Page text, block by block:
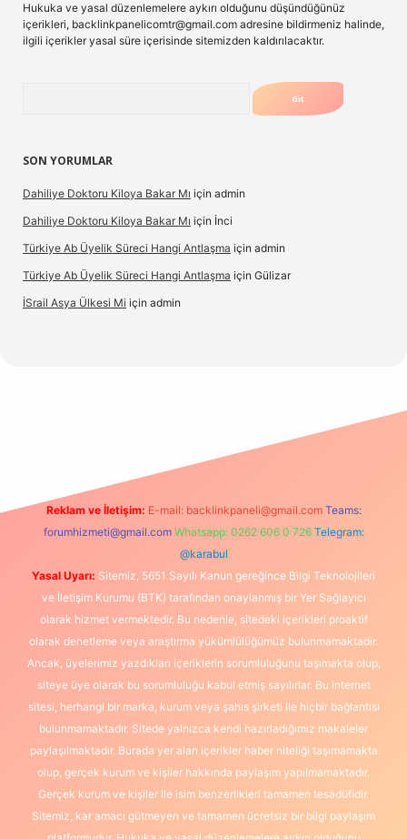
Hukuka ve yasal düzenlemelere aykırı olduğunu düşündüğünüz
içerikleri, backlinkpanelicomtr@gmail.com adresine bildirmeniz halinde,
ilgili içerikler yasal süre içerisinde sitemizden kaldırılacaktır.
SON YORUMLAR
Dahiliye Doktoru Kiloya Bakar Mı için admin
Dahiliye Doktoru Kiloya Bakar Mı için İnci
Türkiye Ab Üyelik Süreci Hangi Antlaşma için admin
Türkiye Ab Üyelik Süreci Hangi Antlaşma için Gülizar
İSrail Asya Ülkesi Mi için admin
Reklam ve İletişim: E-mail: backlinkpaneli@gmail.com Teams:
forumhizmeti@gmail.com Whatsapp: 0262 606 0 726 Telegram:
@karabul
Yasal Uyarı: Sitemiz, 5651 Sayılı Kanun gereğince Bilgi Teknolojileri
ve İletişim Kurumu (BTK) tarafından onaylanmış bir Yer Sağlayıcı
olarak hizmet vermektedir. Bu nedenle, sitedeki içerikleri proaktif
olarak denetleme veya araştırma yükümlülüğümüz bulunmamaktadır.
Ancak, üyelerimiz yazdıkları içeriklerin sorumluluğunu taşımakta olup,
siteye üye olarak bu sorumluluğu kabul etmiş sayılırlar. Bu internet
sitesi, herhangi bir marka, kurum veya şahıs şirketi ile hiçbir bağlantısı
bulunmamaktadır. Sitede yalnızca kendi hazırladığımız makaleler
paylaşılmaktadır. Burada yer alan içerikler haber niteliği taşımamakta
olup, gerçek kurum ve kişiler hakkında paylaşım yapılmamaktadır.
Gerçek kurum ve kişiler ile isim benzerlikleri tamamen tesadüfidir.
Sitemiz, kar amacı gütmeyen ve tamamen ücretsiz bir bilgi paylaşım